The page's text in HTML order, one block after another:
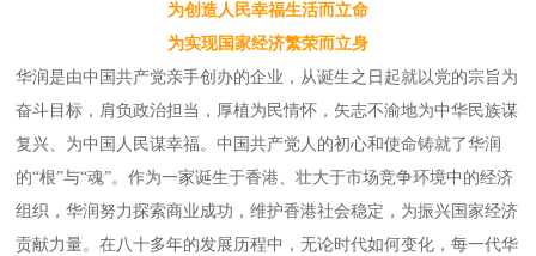
为创造人民幸福生活而立命
为实现国家经济繁荣而立身
华润是由中国共产党亲手创办的企业，从诞生之日起就以党的宗旨为
奋斗目标，肩负政治担当，厚植为民情怀，矢志不渝地为中华民族谋
复兴、为中国人民谋幸福。中国共产党人的初心和使命铸就了华润
的“根”与“魂”。作为一家诞生于香港、壮大于市场竞争环境中的经济
组织，华润努力探索商业成功，维护香港社会稳定，为振兴国家经济
贡献力量。在八十多年的发展历程中，无论时代如何变化，每一代华